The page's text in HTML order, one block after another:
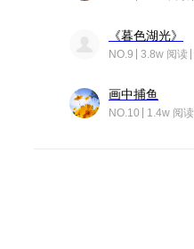
《暮色湖光》
NO.9 3.8w 阅读
画中捕鱼
NO.10 1.4w 阅读